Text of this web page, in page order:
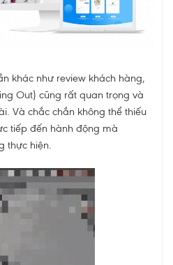
khác như review khách hàng,
Out) cũng rất quan trọng và
Và chắc chắn không thể thiếu
tiếp đến hành động mà
thực hiện.